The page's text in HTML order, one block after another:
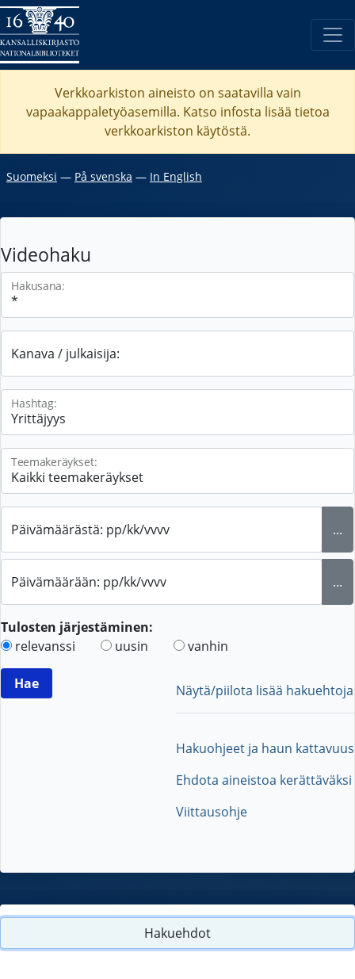
Verkkoarkiston aineisto on saatavilla vain
vapaakappaletyöasemilla. Katso infosta lisää tietoa
verkkoarkiston käytöstä.
Suomeksi ― På svenska ― In English
Videohaku
Hakusana:
Kanava / julkaisija:
Hashtag:
Teemakeräykset:
Päivämäärästä: pp/kk/vvvv ...
Päivämäärään: pp/kk/vvvv ...
Tulosten järjestäminen:
relevanssi
uusin vanhin
Näytä/piilota lisää hakuehtoja
Hakuohjeet ja haun kattavuus
Ehdota aineistoa kerättäväksi
Viittausohje
Hakuehdot